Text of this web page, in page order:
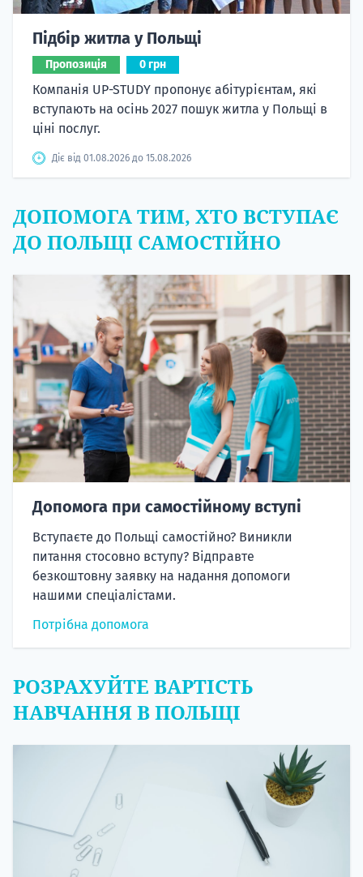
Підбір житла у Польщі
Пропозиція 0 грн
Компанія UP-STUDY пропонує абітурієнтам, які
вступають на осінь 2027 пошук житла у Польщі в
ціні послуг.
Діє від 01.08.2026 до 15.08.2026
ДОПОМОГА ТИМ, ХТО ВСТУПАЄ
ДО ПОЛЬЩІ САМОСТІЙНО
Допомога при самостійному вступі
Вступаєте до Польщі самостійно? Виникли
питання стосовно вступу? Відправте
безкоштовну заявку на надання допомоги
нашими спеціалістами.
Потрібна допомога
РОЗРАХУЙТЕ ВАРТІСТЬ
НАВЧАННЯ В ПОЛЬЩІ